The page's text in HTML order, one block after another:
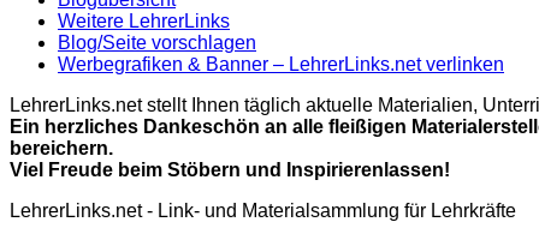
Weitere LehrerLinks
Blog/Seite vorschlagen
Werbegrafiken & Banner – LehrerLinks.net verlinken
LehrerLinks.net stellt Ihnen täglich aktuelle Materialien,
Ein herzliches Dankeschön an alle fleißigen
bereichern.
Viel Freude beim Stöbern und Inspirierenlassen!
LehrerLinks.net - Link- und Materialsammlung für Lehrkräfte